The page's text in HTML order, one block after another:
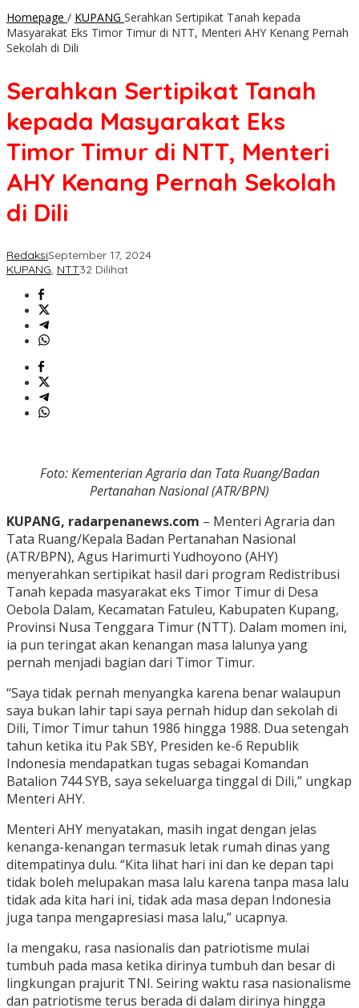
Homepage / KUPANG Serahkan Sertipikat Tanah kepada
Masyarakat Eks Timor Timur di NTT, Menteri AHY Kenang Pernah
Sekolah di Dili
Serahkan Sertipikat Tanah
kepada Masyarakat Eks
Timor Timur di NTT, Menteri
AHY Kenang Pernah Sekolah
di Dili
RedaksiSeptember 17, 2024
KUPANG, NTT32 Dilihat
Foto: Kementerian Agraria dan Tata Ruang/Badan
Pertanahan Nasional (ATR/BPN)
KUPANG, radarpenanews.com – Menteri Agraria dan
Tata Ruang/Kepala Badan Pertanahan Nasional
(ATR/BPN), Agus Harimurti Yudhoyono (AHY)
menyerahkan sertipikat hasil dari program Redistribusi
Tanah kepada masyarakat eks Timor Timur di Desa
Oebola Dalam, Kecamatan Fatuleu, Kabupaten Kupang,
Provinsi Nusa Tenggara Timur (NTT). Dalam momen ini,
ia pun teringat akan kenangan masa lalunya yang
pernah menjadi bagian dari Timor Timur.
“Saya tidak pernah menyangka karena benar walaupun
saya bukan lahir tapi saya pernah hidup dan sekolah di
Dili, Timor Timur tahun 1986 hingga 1988. Dua setengah
tahun ketika itu Pak SBY, Presiden ke-6 Republik
Indonesia mendapatkan tugas sebagai Komandan
Batalion 744 SYB, saya sekeluarga tinggal di Dili,” ungkap
Menteri AHY.
Menteri AHY menyatakan, masih ingat dengan jelas
kenanga-kenangan termasuk letak rumah dinas yang
ditempatinya dulu. “Kita lihat hari ini dan ke depan tapi
tidak boleh melupakan masa lalu karena tanpa masa lalu
tidak ada kita hari ini, tidak ada masa depan Indonesia
juga tanpa mengapresiasi masa lalu,” ucapnya.
Ia mengaku, rasa nasionalis dan patriotisme mulai
tumbuh pada masa ketika dirinya tumbuh dan besar di
lingkungan prajurit TNI. Seiring waktu rasa nasionalisme
dan patriotisme terus berada di dalam dirinya hingga